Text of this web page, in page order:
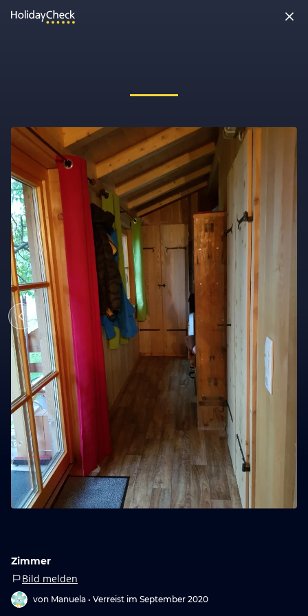
Zimmer
Bild melden
von Manuela • Verreist im September 2020
erreichbar. Tippe bitte die Adresse noch einmal ein oder ruf uns
kostenlos an unter
0891 437 9100 .
Seite neu laden